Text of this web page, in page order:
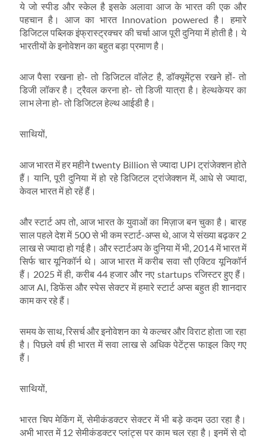
ये जो स्पीड और स्केल है इसके अलावा आज के भारत की एक और
पहचान है। आज का भारत Innovation powered है। हमारे
डिजिटल पब्लिक इंफ्रास्ट्रक्चर की चर्चा आज पूरी दुनिया में होती है। ये
भारतीयों के इनोवेशन का बहुत बड़ा प्रमाण है।
आज पैसा रखना हो- तो डिजिटल वॉलेट है, डॉक्यूमेंट्स रखने हों- तो
डिजी लॉकर है। ट्रैवल करना हो- तो डिजी यात्रा है। हेल्थकेयर का
लाभ लेना हो- तो डिजिटल हेल्थ आईडी है।
साथियों,
आज भारत में हर महीने twenty Billion से ज्यादा UPI ट्रांजेक्शन होते
हैं। यानि, पूरी दुनिया में हो रहे डिजिटल ट्रांजेक्शन में, आधे से ज्यादा,
केवल भारत में हो रहें हैं।
और स्टार्ट अप तो, आज भारत के युवाओं का मिज़ाज बन चुका है। बारह
साल पहले देश में 500 से भी कम स्टार्ट-अप्स थे, आज ये संख्या बढ़कर 2
लाख से ज्यादा हो गई है। और स्टार्टअप के दुनिया में भी, 2014 में भारत में
सिर्फ चार यूनिकॉर्न थे। आज भारत में करीब सवा सौ एक्टिव यूनिकॉर्न
हैं। 2025 में ही, करीब 44 हजार और नए startups रजिस्टर हुए हैं।
आज AI, डिफेंस और स्पेस सेक्टर में हमारे स्टार्ट अप्स बहुत ही शानदार
काम कर रहे हैं।
समय के साथ, रिसर्च और इनोवेशन का ये कल्चर और विराट होता जा रहा
है। पिछले वर्ष ही भारत में सवा लाख से अधिक पेटेंट्स फाइल किए गए
हैं।
साथियों,
भारत चिप मेकिंग में, सेमीकंडक्टर सेक्टर में भी बड़े कदम उठा रहा है।
अभी भारत में 12 सेमीकंडक्टर प्लांट्स पर काम चल रहा है। इनमें से दो